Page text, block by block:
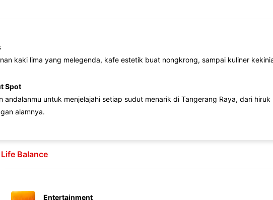
kaki lima yang melegenda, kafe estetik buat nongkrong, sampai kuliner
Spot
andalanmu untuk menjelajahi setiap sudut menarik di Tangerang Raya, dari
alamnya.
Life Balance
Entertainment